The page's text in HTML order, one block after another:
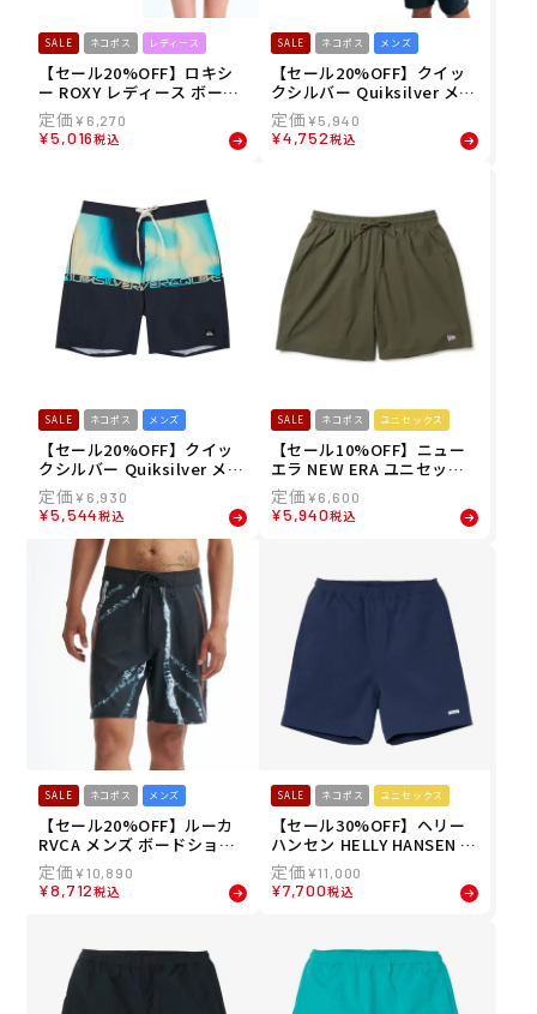
SALE ネコポス レディース
【セール20%OFF】ロキシ
ー ROXY レディース ボード
ショーツ トランクス SEASI
DE BLUE SHORTS ミディア
ム丈 RBS261017 26SP
¥ 6,270
¥5,016税込
SALE ネコポス メンズ
【セール20%OFF】クイッ
クシルバー Quiksilver メン
ズ ボードショーツ トランク
ス EVERYDAY SOLID VOLL
EY 19 EQYJV04137 26SP
¥5,940
¥4,752税込
SALE ネコポス メンズ
【セール20%OFF】クイッ
クシルバー Quiksilver メン
ズ ボードショーツ トランク
ス EVERYDAY HALF JAM 19
EQYBS04929 26SP
¥ 6,930
¥5,544税込
SALE ネコポス ユニセックス
【セール10%OFF】ニュー
エラ NEW ERA ユニセック
ス ショートパンツ ハーフパ
ンツ ユーティリティー ショ
ートパンツ14774230 26SP
¥6,600
¥5,940税込
SALE ネコポス メンズ
【セール20%OFF】ルーカ
RVCA メンズ ボードショー
ツ トランクス RVCA X CLAY
X TRUNK ボードショーツ B
G041583
¥10,890
¥8,712税込
SALE ネコポス ユニセックス
【セール30%OFF】ヘリー
ハンセン HELLY HANSEN ユ
ニセックス バスクミッドシ
ョーツ BASK MID SHORTS
ショートパンツ ハーフパン
¥11,000
¥7,700税込